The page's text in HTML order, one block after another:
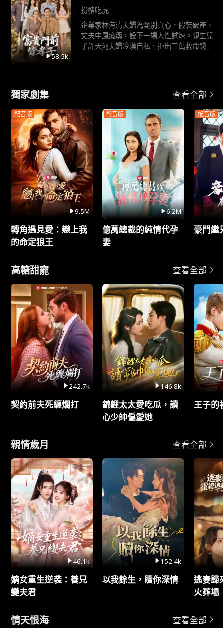
58.5k
扮豬吃虎
企業家林海清夫婦為甄別真心，假裝破產、
丈夫中風癱瘓，設下一場人性試煉。親生兒
子許天河夫婦冷漠自私，拒出三萬救命錢，
真相揭曉，二老將五千萬家產盡數贈
獨家劇集 查看全部
配音版
9.5M
轉角遇見愛：戀上我
的命定狼王
配音版
6.2M
億萬總裁的純情代孕
妻
配音版
豪門繼
高糖甜寵 查看全部
242.7k
契約前夫死纏爛打
146.8k
錦鯉太太愛吃瓜，讀
心少帥偏愛她
王子的
親情歲月 查看全部
46.1k
嫡女重生逆袭：養兄
變夫君
152.4k
以我餘生，贖你深情
逃妻歸
火葬場
情天恨海 查看全部